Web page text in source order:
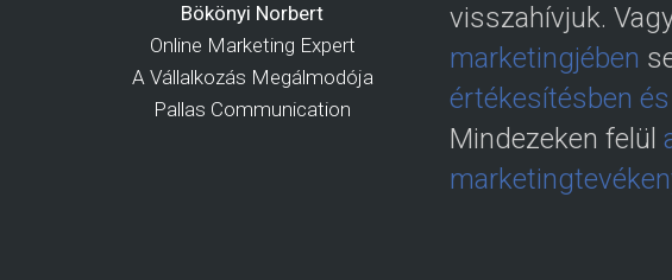
Bökönyi Norbert
Online Marketing Expert
A Vállalkozás Megálmodója
Pallas Communication
visszahívjuk.
marketingjében
értékesítésben
Mindezeken felül